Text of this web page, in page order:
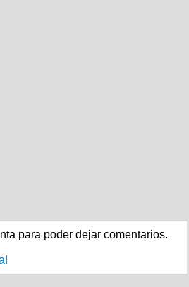
para poder dejar comentarios.